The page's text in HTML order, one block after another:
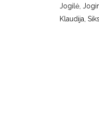
Jogilė,
Klaudija,